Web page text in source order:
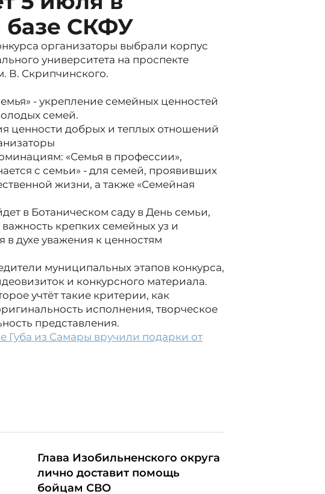
базе СКФУ
организаторы выбрали корпус
университета на проспекте
В. Скрипчинского.
- укрепление семейных ценностей
семей.
ценности добрых и теплых отношений
«Семья в профессии»,
с семьи» - для семей, проявивших
жизни, а также «Семейная
в Ботаническом саду в День семьи,
крепких семейных уз и
духе уважения к ценностям
муниципальных этапов конкурса,
и конкурсного материала.
учтёт такие критерии, как
исполнения, творческое
представления.
Губа из Самары вручили подарки от
Глава Изобильненского округа
лично доставит помощь
бойцам СВО